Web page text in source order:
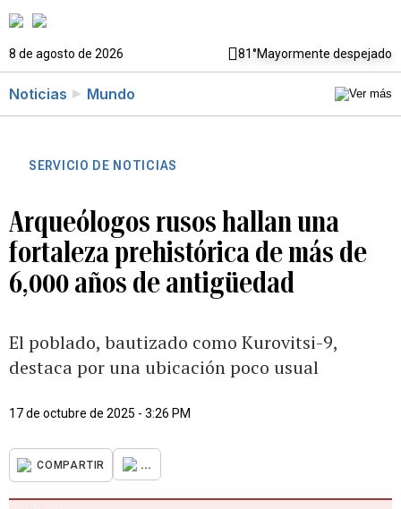
8 de agosto de 2026 81°Mayormente despejado
Noticias Mundo
SERVICIO DE NOTICIAS
Arqueólogos rusos hallan una
fortaleza prehistórica de más de
6,000 años de antigüedad
El poblado, bautizado como Kurovitsi-9,
destaca por una ubicación poco usual
17 de octubre de 2025 - 3:26 PM
COMPARTIR ...